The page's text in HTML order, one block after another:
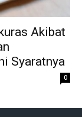
Akibat
Syaratnya
0